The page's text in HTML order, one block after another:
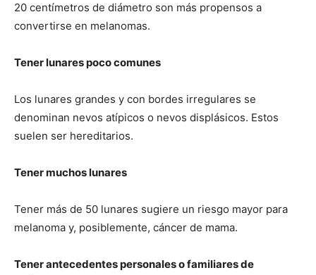
20 centímetros de diámetro son más propensos a
convertirse en melanomas.
Tener lunares poco comunes
Los lunares grandes y con bordes irregulares se
denominan nevos atípicos o nevos displásicos. Estos
suelen ser hereditarios.
Tener muchos lunares
Tener más de 50 lunares sugiere un riesgo mayor para
melanoma y, posiblemente, cáncer de mama.
Tener antecedentes personales o familiares de